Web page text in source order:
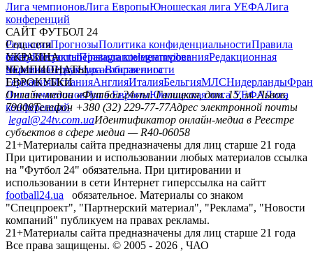
Лига чемпионовЛига ЕвропыЮношеская лига УЕФАЛига
конференций
САЙТ ФУТБОЛ 24
РедакцияПрогнозыПолитика конфиденциальностиПравила
сайтуКонтактыПравила комментированияРедакционная
политикаСтруктура собственности
Соц. сети
facebookxyoutubeinstagramtelegramviber
УКРАИНА
УкраинаПервая лигаВторая лига
ЧЕМПИОНАТЫ
ГерманияИспанияАнглияИталияБельгияМЛСНидерланды
ЕВРОКУБКИ
Лига чемпионовЛига ЕвропыЮношеская лига УЕФАЛига
конференций
Онлайн-медиа «Футбол 24»пл. Галицкая, дом. 15, м. Львов,
79008Телефон +380 (32) 229-77-77Адрес электронной почты
legal@24tv.com.uaИдентификатор онлайн-медиа в Реестре
субъектов в сфере медиа — R40-06058
21+Материалы сайта предназначены для лиц старше 21 года
При цитировании и использовании любых материалов ссылка
на "Футбол 24" обязательна. При цитировании и
использовании в сети Интернет гиперссылка на сайтт
football24.ua
обязательное. Материалы со знаком
"Спецпроект", "Партнерский материал", "Реклама", "Новости
компаний" публикуем на правах рекламы.
21+Материалы сайта предназначены для лиц старше 21 года
Все права защищены. © 2005 - 2026 , ЧАО